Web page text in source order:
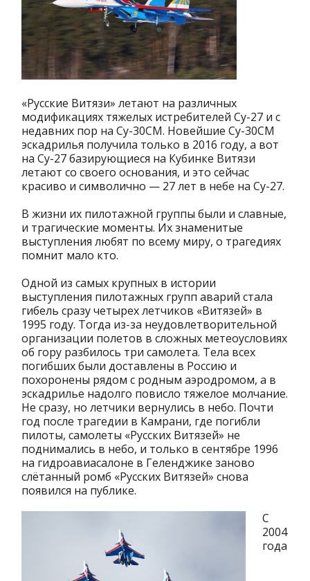
«Русские Витязи» летают на различных
модификациях тяжелых истребителей Су-27 и с
недавних пор на Су-30СМ. Новейшие Су-30СМ
эскадрилья получила только в 2016 году, а вот
на Су-27 базирующиеся на Кубинке Витязи
летают со своего основания, и это сейчас
красиво и символично — 27 лет в небе на Су-27.
В жизни их пилотажной группы были и славные,
и трагические моменты. Их знаменитые
выступления любят по всему миру, о трагедиях
помнит мало кто.
Одной из самых крупных в истории
выступления пилотажных групп аварий стала
гибель сразу четырех летчиков «Витязей» в
1995 году. Тогда из-за неудовлетворительной
организации полетов в сложных метеоусловиях
об гору разбилось три самолета. Тела всех
погибших были доставлены в Россию и
похоронены рядом с родным аэродромом, а в
эскадрилье надолго повисло тяжелое молчание.
Не сразу, но летчики вернулись в небо. Почти
год после трагедии в Камрани, где погибли
пилоты, самолеты «Русских Витязей» не
поднимались в небо, и только в сентябре 1996
на гидроавиасалоне в Геленджике заново
слётанный ромб «Русских Витязей» снова
появился на публике.
С
2004
года